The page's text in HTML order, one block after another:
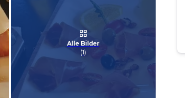
Alle Bilder
(1)